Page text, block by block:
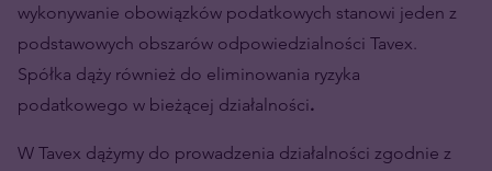
wykonywanie obowiązków podatkowych stanowi jeden z
podstawowych obszarów odpowiedzialności Tavex.
Spółka dąży również do eliminowania ryzyka
podatkowego w bieżącej działalności.
W Tavex dążymy do prowadzenia działalności zgodnie z